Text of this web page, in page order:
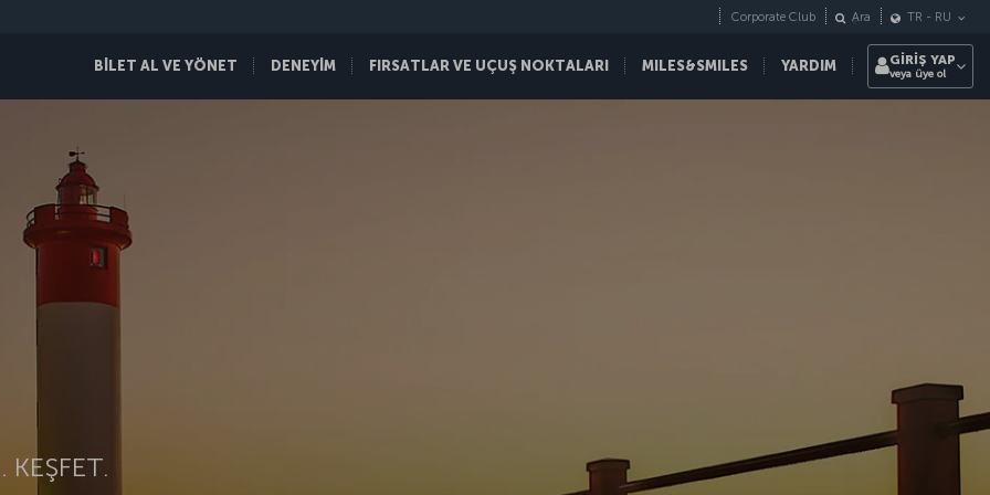
BİLET AL VE YÖNET DENEYİM FIRSATLAR VE UÇUŞ NOKTALARI MILES&SMILES YARDIM
Corporate Club Ara TR - RU
GİRİŞ YAP
veya üye ol